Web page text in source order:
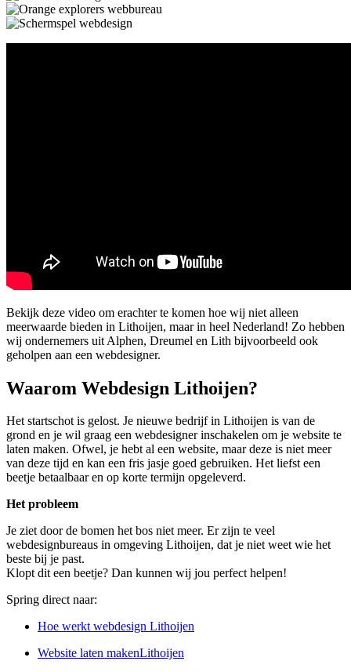
Bekijk deze video om erachter te komen hoe wij niet alleen
meerwaarde bieden in Lithoijen, maar in heel Nederland! Zo hebben
wij ondernemers uit Alphen, Dreumel en Lith bijvoorbeeld ook
geholpen aan een webdesigner.
Waarom Webdesign Lithoijen?
Het startschot is gelost. Je nieuwe bedrijf in Lithoijen is van de
grond en je wil graag een webdesigner inschakelen om je website te
laten maken. Ofwel, je hebt al een website, maar deze is niet meer
van deze tijd en kan een fris jasje goed gebruiken. Het liefst een
beetje betaalbaar en op korte termijn opgeleverd.
Het probleem
Je ziet door de bomen het bos niet meer. Er zijn te veel
webdesignbureaus in omgeving Lithoijen, dat je niet weet wie het
beste bij je past.
Klopt dit een beetje? Dan kunnen wij jou perfect helpen!
Spring direct naar:
Hoe werkt webdesign Lithoijen
Website laten makenLithoijen